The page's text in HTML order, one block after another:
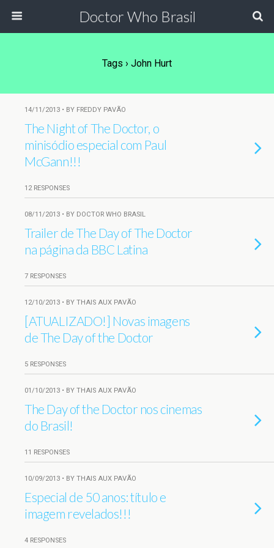
Doctor Who Brasil
Tags › John Hurt
14/11/2013 • BY FREDDY PAVÃO
The Night of The Doctor, o
minisódio especial com Paul
McGann!!!
12 RESPONSES
08/11/2013 • BY DOCTOR WHO BRASIL
Trailer de The Day of The Doctor
na página da BBC Latina
7 RESPONSES
12/10/2013 • BY THAIS AUX PAVÃO
[ATUALIZADO!] Novas imagens
de The Day of the Doctor
5 RESPONSES
01/10/2013 • BY THAIS AUX PAVÃO
The Day of the Doctor nos cinemas
do Brasil!
11 RESPONSES
10/09/2013 • BY THAIS AUX PAVÃO
Especial de 50 anos: título e
imagem revelados!!!
4 RESPONSES